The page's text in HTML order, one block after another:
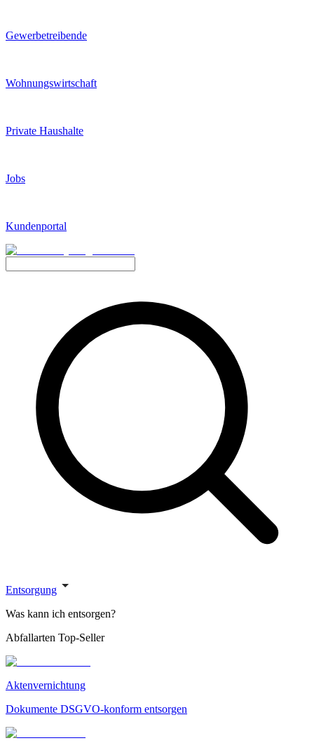
Gewerbetreibende
Wohnungswirtschaft
Private Haushalte
Jobs
Kundenportal
Entsorgung
Was kann ich entsorgen?
Abfallarten Top-Seller
Aktenvernichtung
Dokumente DSGVO-konform entsorgen